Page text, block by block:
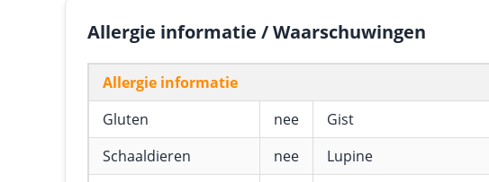
Allergie informatie / Waarschuwingen
Allergie informatie
Gluten
nee Gist
Schaaldieren
nee Lupine